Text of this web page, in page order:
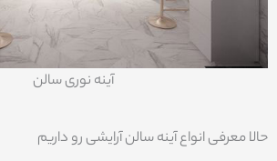
آینه نوری سالن
حالا معرفی انواع آینه سالن آرایشی رو داریم